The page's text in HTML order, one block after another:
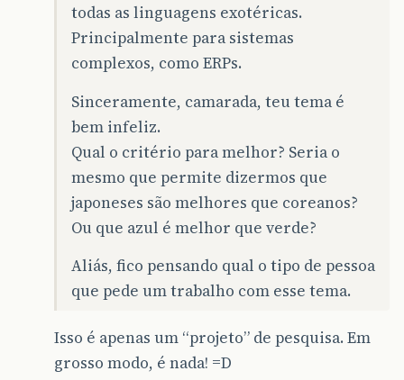
todas as linguagens exotéricas.
Principalmente para sistemas
complexos, como ERPs.
Sinceramente, camarada, teu tema é
bem infeliz.
Qual o critério para melhor? Seria o
mesmo que permite dizermos que
japoneses são melhores que coreanos?
Ou que azul é melhor que verde?
Aliás, fico pensando qual o tipo de pessoa
que pede um trabalho com esse tema.
Isso é apenas um “projeto” de pesquisa. Em
grosso modo, é nada! =D